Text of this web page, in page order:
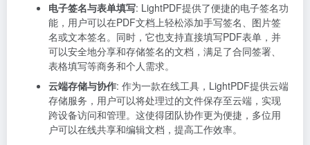
电子签名与表单填写: LightPDF提供了便捷的电子签名功
能，用户可以在PDF文档上轻松添加手写签名、图片签
名或文本签名。同时，它也支持直接填写PDF表单，并
可以安全地分享和存储签名的文档，满足了合同签署、
表格填写等商务和个人需求。
云端存储与协作: 作为一款在线工具，LightPDF提供云端
存储服务，用户可以将处理过的文件保存至云端，实现
跨设备访问和管理。这使得团队协作更为便捷，多位用
户可以在线共享和编辑文档，提高工作效率。